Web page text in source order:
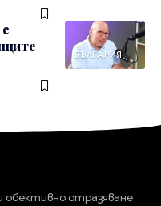
БЪЛГАРИЯ
обективно отразяване